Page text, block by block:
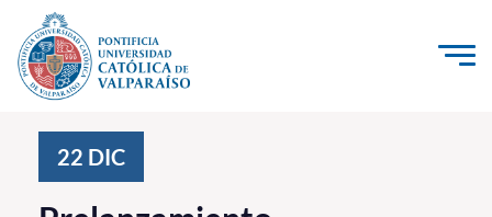
Click acá para ir directamente al contenido
Investigación, Creación e Innovación
22 DIC